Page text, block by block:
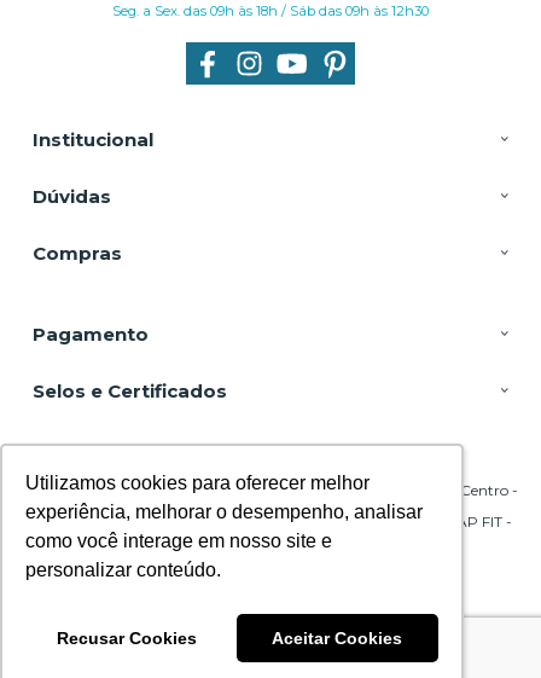
Utilizamos cookies para oferecer melhor
experiência, melhorar o desempenho, analisar
como você interage em nosso site e
personalizar conteúdo.
Recusar Cookies Aceitar Cookies
Utilizamos cookies para oferecer melhor
experiência, melhorar o desempenho, analisar
como você interage em nosso site e
personalizar conteúdo.
Recusar Cookies Aceitar Cookies
Institucional
Dúvidas
Compras
Seg. a Sex. das 09h às 18h / Sáb das 09h às 12h30
Pagamento
Selos e Certificados
DSP Equipamentos, Rua Emílio Blum - 131 - Sala 206 Torre A - Centro -
88020-010 - Florianópolis - SC
CNPJ: 29.695.217/0001-45 | © Todos os direitos reservados - CPAP FIT -
2026